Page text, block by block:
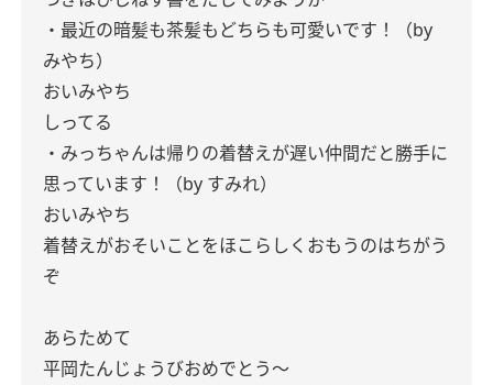
・最近の暗髪も茶髪もどちらも可愛いです！（by
みやち）
おいみやち
しってる
・みっちゃんは帰りの着替えが遅い仲間だと勝手に
思っています！（by すみれ）
おいみやち
着替えがおそいことをほこらしくおもうのはちがう
ぞ
あらためて
平岡たんじょうびおめでとう〜